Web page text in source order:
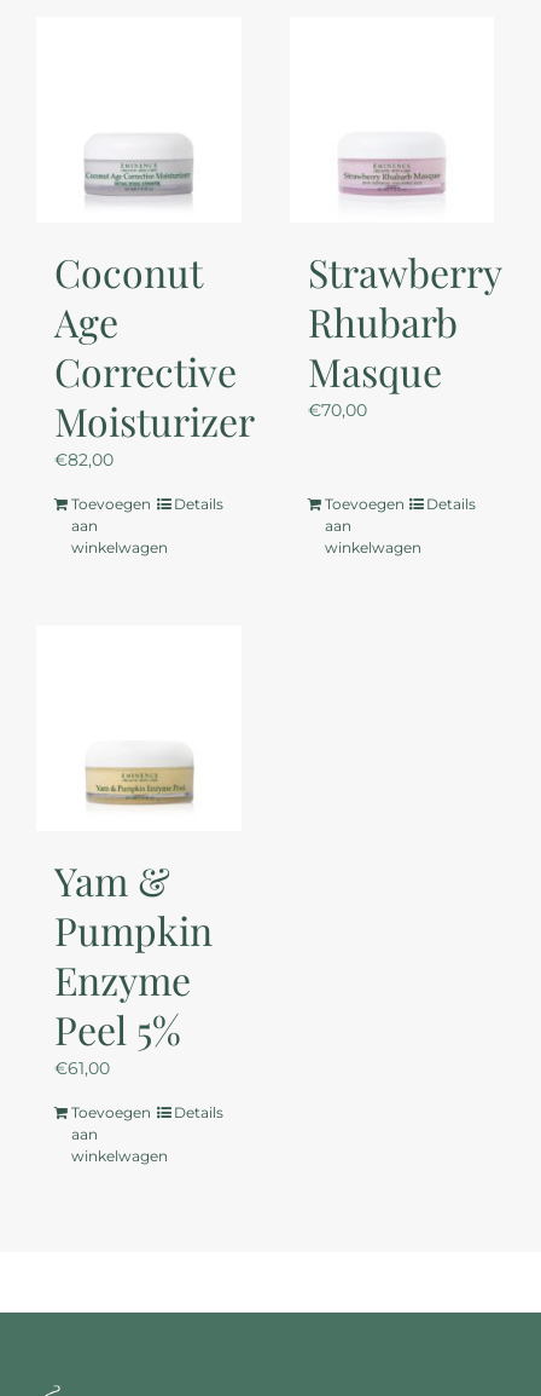
Coconut
Age
Corrective
Moisturizer
€82,00
Toevoegen
aan
winkelwagen
Details
Strawberry
Rhubarb
Masque
€70,00
Toevoegen
aan
winkelwagen
Details
Yam &
Pumpkin
Enzyme
Peel 5%
€61,00
Toevoegen
aan
winkelwagen
Details